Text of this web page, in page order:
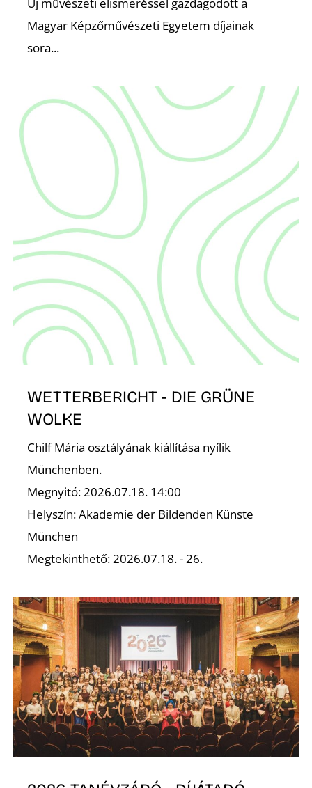
Magyar Képzőművészeti Egyetem díjainak
sora...
WETTERBERICHT - DIE GRÜNE
WOLKE
Chilf Mária osztályának kiállítása nyílik
Münchenben.
Megnyitó: 2026.07.18. 14:00
Helyszín: Akademie der Bildenden Künste
München
Megtekinthető: 2026.07.18. - 26.